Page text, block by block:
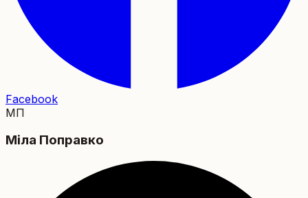
Facebook
МП
Міла Поправко